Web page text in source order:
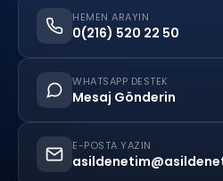
HEMEN ARAYIN
0(216) 520 22 50
WHATSAPP DESTEK
Mesaj Gönderin
E-POSTA YAZIN